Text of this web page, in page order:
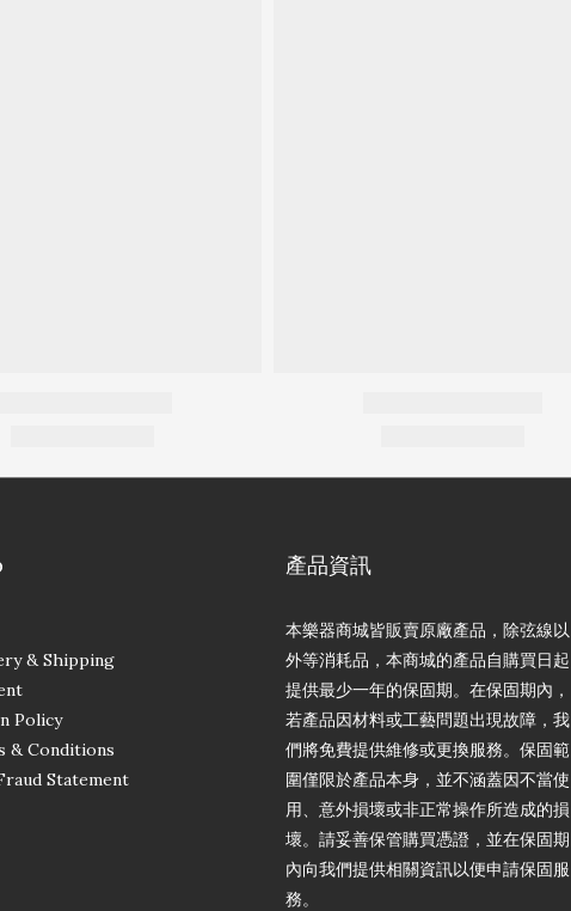
& Shipping
Policy
& Conditions
Statement
產品資訊
本樂器商城皆販賣原廠產品，除弦線以
外等消耗品，本商城的產品自購買日起
提供最少一年的保固期。在保固期內，
若產品因材料或工藝問題出現故障，我
們將免費提供維修或更換服務。保固範
圍僅限於產品本身，並不涵蓋因不當使
用、意外損壞或非正常操作所造成的損
壞。請妥善保管購買憑證，並在保固期
內向我們提供相關資訊以便申請保固服
務。